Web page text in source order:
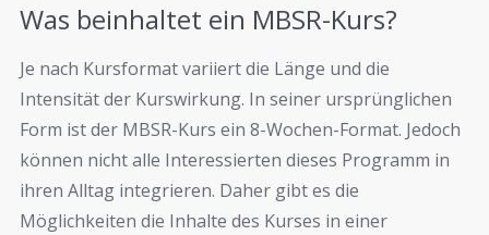
Was beinhaltet ein MBSR-Kurs?
Je nach Kursformat variiert die Länge und die
Intensität der Kurswirkung. In seiner ursprünglichen
Form ist der MBSR-Kurs ein 8-Wochen-Format. Jedoch
können nicht alle Interessierten dieses Programm in
ihren Alltag integrieren. Daher gibt es die
Möglichkeiten die Inhalte des Kurses in einer